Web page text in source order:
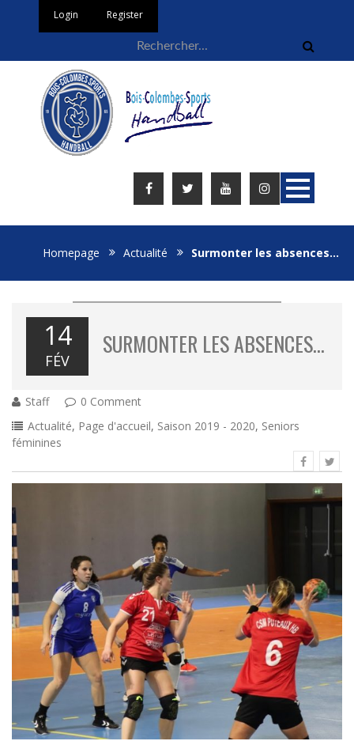
Login Register
Homepage Actualité Surmonter les absences…
14
FÉV
SURMONTER LES ABSENCES…
Staff
0 Comment
Actualité, Page d'accueil, Saison 2019 - 2020, Seniors
féminines